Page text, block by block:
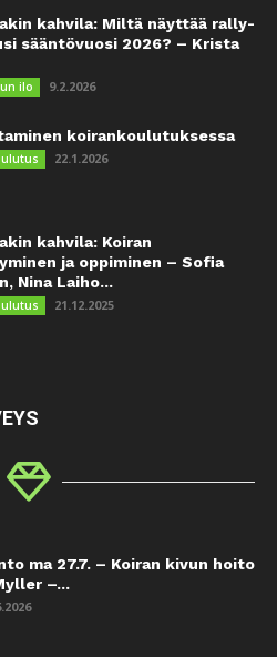
kahvila: Miltä näyttää rally-
sääntövuosi 2026? – Krista
ilo 9.2.2026
koirankoulutuksessa
22.1.2026
kahvila: Koiran
ja oppiminen – Sofia
Nina Laiho...
21.12.2025
ma 27.7. – Koiran kivun hoito
–...